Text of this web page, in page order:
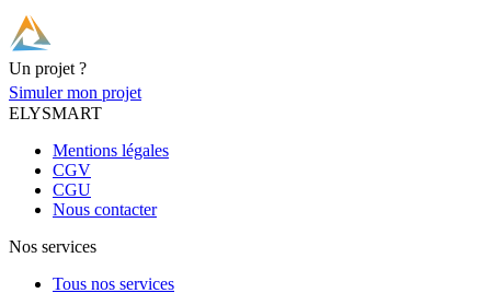
Un projet ?
Simuler mon projet
ELYSMART
Mentions légales
CGV
CGU
Nous contacter
Nos services
Tous nos services